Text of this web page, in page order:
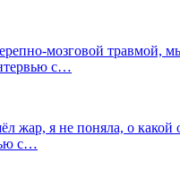
мозговой травмой,
с…
жар, я не поняла, о какой
с…